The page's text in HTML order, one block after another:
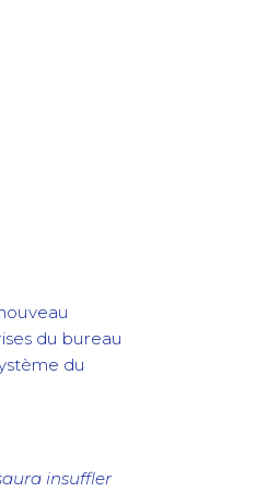
du bureau
du
insuffler